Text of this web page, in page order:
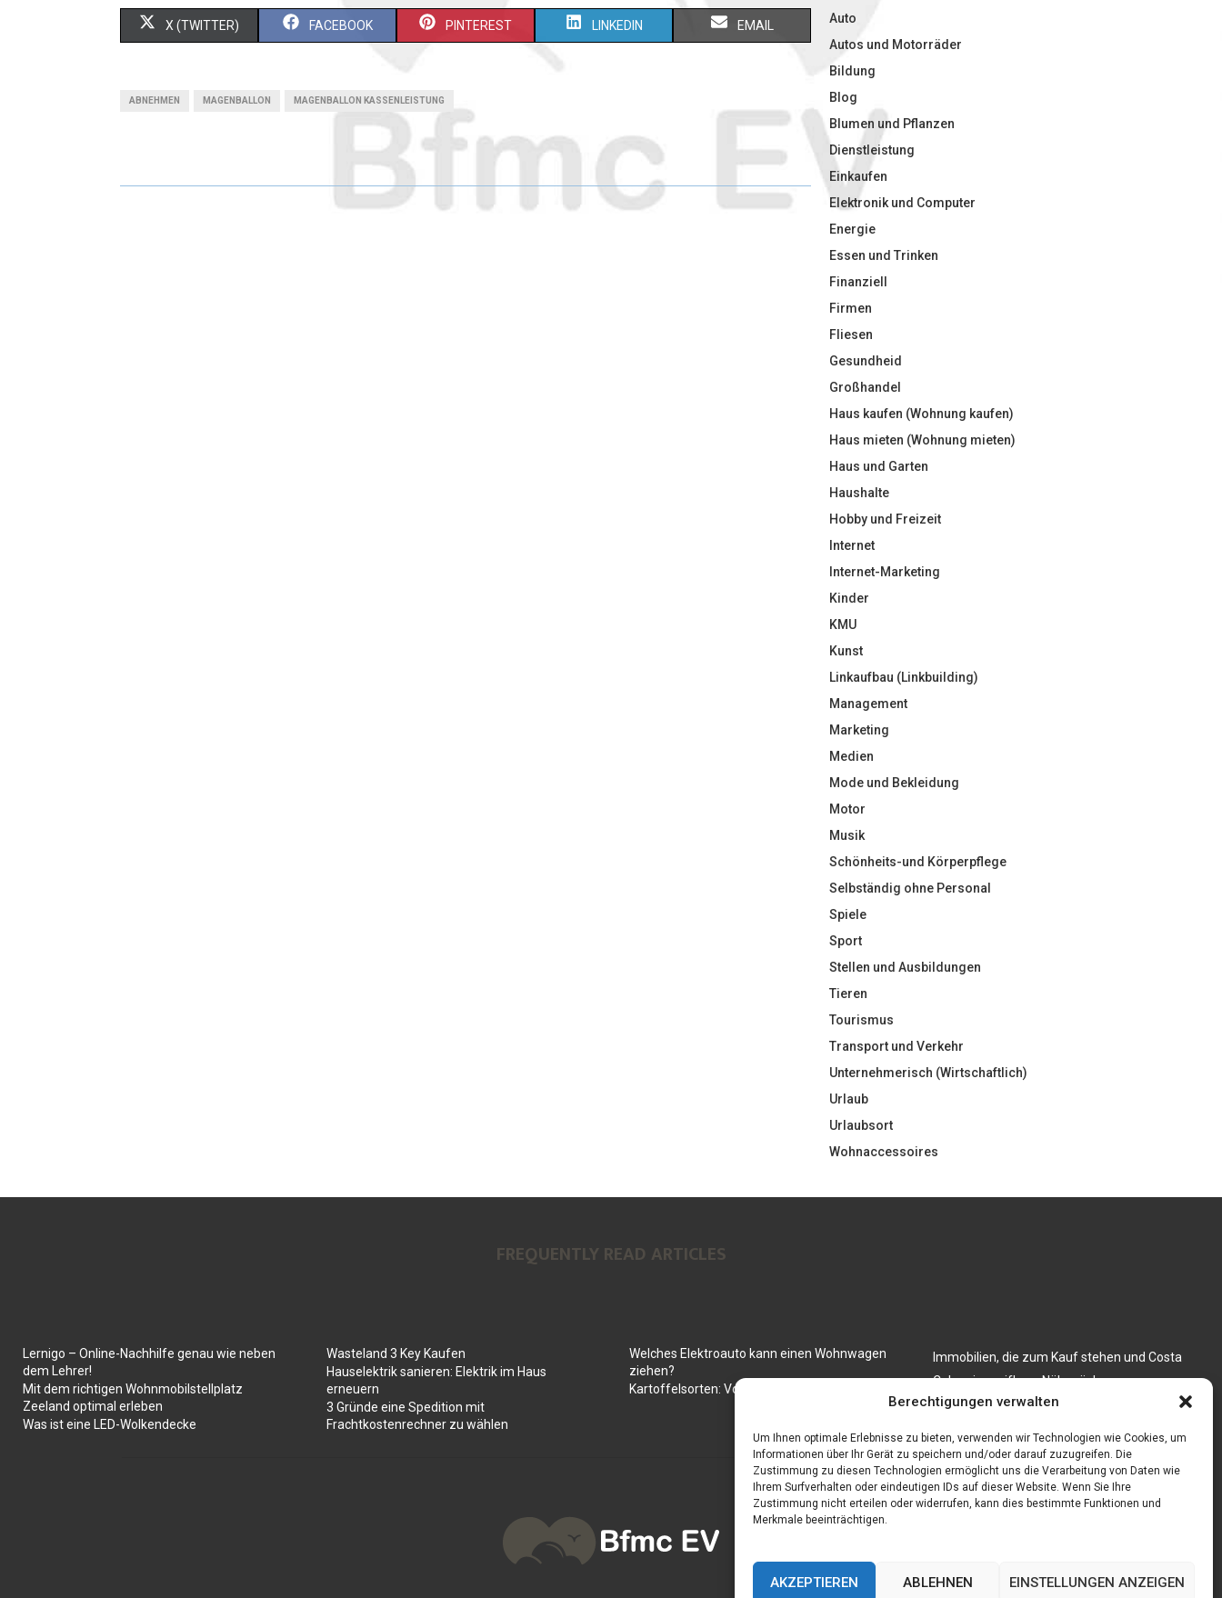
Berechtigungen verwalten
Um Ihnen optimale Erlebnisse zu bieten, verwenden wir Technologien wie Cookies, um
Informationen über Ihr Gerät zu speichern und/oder darauf zuzugreifen. Die
Zustimmung zu diesen Technologien ermöglicht uns die Verarbeitung von Daten wie
Ihrem Surfverhalten oder eindeutigen IDs auf dieser Website. Wenn Sie Ihre
Zustimmung nicht erteilen oder widerrufen, kann dies bestimmte Funktionen und
Merkmale beeinträchtigen.
AKZEPTIEREN ABLEHNEN EINSTELLUNGEN ANZEIGEN
X (TWITTER) FACEBOOK PINTEREST LINKEDIN EMAIL
ABNEHMEN MAGENBALLON MAGENBALLON KASSENLEISTUNG
Auto
Autos und Motorräder
Bildung
Blog
Blumen und Pflanzen
Dienstleistung
Einkaufen
Elektronik und Computer
Energie
Essen und Trinken
Finanziell
Firmen
Fliesen
Gesundheid
Großhandel
Haus kaufen (Wohnung kaufen)
Haus mieten (Wohnung mieten)
Haus und Garten
Haushalte
Hobby und Freizeit
Internet
Internet-Marketing
Kinder
KMU
Kunst
Linkaufbau (Linkbuilding)
Management
Marketing
Medien
Mode und Bekleidung
Motor
Musik
Schönheits-und Körperpflege
Selbständig ohne Personal
Spiele
Sport
Stellen und Ausbildungen
Tieren
Tourismus
Transport und Verkehr
Unternehmerisch (Wirtschaftlich)
Urlaub
Urlaubsort
Wohnaccessoires
FREQUENTLY READ ARTICLES
Lernigo – Online-Nachhilfe genau wie neben
dem Lehrer!
Mit dem richtigen Wohnmobilstellplatz
Zeeland optimal erleben
Was ist eine LED-Wolkendecke
Wasteland 3 Key Kaufen
Hauselektrik sanieren: Elektrik im Haus
erneuern
3 Gründe eine Spedition mit
Frachtkostenrechner zu wählen
Welches Elektroauto kann einen Wohnwagen
ziehen?
Kartoffelsorten: Von mehlig bis festkochend
Immobilien, die zum Kauf stehen und Costa
Calma in greifbare Nähe rücken
Firma einfach und kostenlos bekannt machen